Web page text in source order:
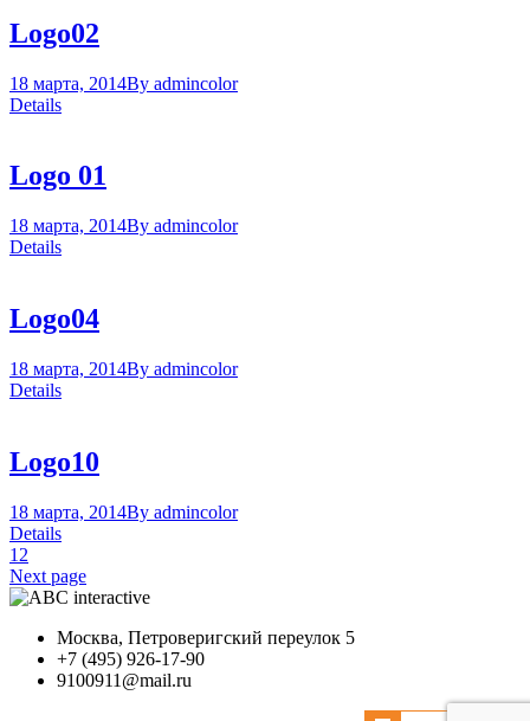
Logo02
18 марта, 2014By admincolor
Details
Logo 01
18 марта, 2014By admincolor
Details
Logo04
18 марта, 2014By admincolor
Details
Logo10
18 марта, 2014By admincolor
Details
1 2
Next page
Москва, Петроверигский переулок 5
+7 (495) 926-17-90
9100911@mail.ru